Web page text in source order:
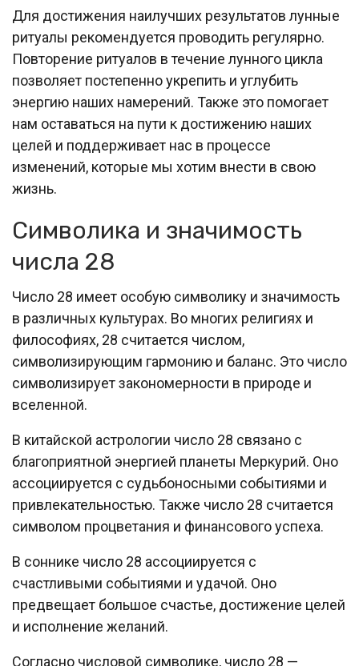
Для достижения наилучших результатов лунные
ритуалы рекомендуется проводить регулярно.
Повторение ритуалов в течение лунного цикла
позволяет постепенно укрепить и углубить
энергию наших намерений. Также это помогает
нам оставаться на пути к достижению наших
целей и поддерживает нас в процессе
изменений, которые мы хотим внести в свою
жизнь.
Символика и значимость
числа 28
Число 28 имеет особую символику и значимость
в различных культурах. Во многих религиях и
философиях, 28 считается числом,
символизирующим гармонию и баланс. Это число
символизирует закономерности в природе и
вселенной.
В китайской астрологии число 28 связано с
благоприятной энергией планеты Меркурий. Оно
ассоциируется с судьбоносными событиями и
привлекательностью. Также число 28 считается
символом процветания и финансового успеха.
В соннике число 28 ассоциируется с
счастливыми событиями и удачой. Оно
предвещает большое счастье, достижение целей
и исполнение желаний.
Согласно числовой символике, число 28 —